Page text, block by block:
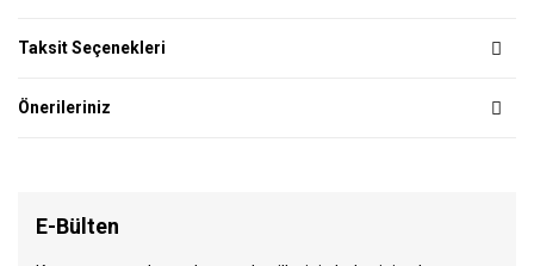
Taksit Seçenekleri
Önerileriniz
E-Bülten